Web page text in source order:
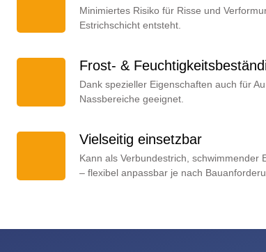
Minimiertes Risiko für Risse und
Estrichschicht entsteht.
Frost- &
Dank spezieller Eigenschaften auch für
Nassbereiche geeignet.
Vielseitig einsetzbar
Kann als Verbundestrich, schwimmender
– flexibel anpassbar je nach